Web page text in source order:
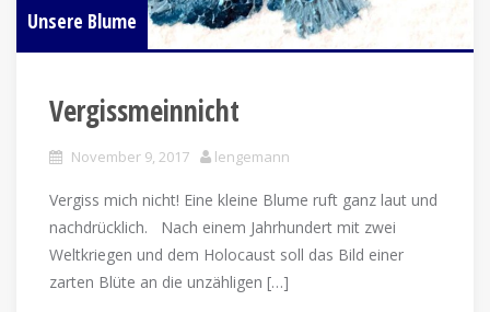
Unsere Blume
Vergissmeinnicht
November 9, 2017 lengemann
Vergiss mich nicht! Eine kleine Blume ruft ganz laut und
nachdrücklich. Nach einem Jahrhundert mit zwei
Weltkriegen und dem Holocaust soll das Bild einer
zarten Blüte an die unzähligen […]